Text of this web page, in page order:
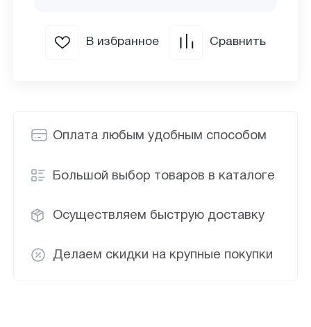
Оплата любым удобным способом
Большой выбор товаров в каталоге
Осуществляем быструю доставку
Делаем скидки на крупные покупки
В избранное Сравнить